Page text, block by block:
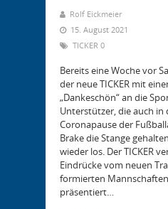
Rolf Eickmeier
15. August 2021
TICKER 0
Bereits eine Woche vor
der neue TICKER mit
„Dankeschön“ an die
Unterstützer, die auch in
Coronapause der
Brake die Stange
wieder los. Der TICKER
Eindrücke vom neuen
formierten
präsentiert…